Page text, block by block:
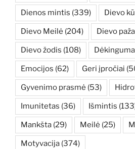
Dienos mintis (339) Dievo
Dievo Meilė (204) Dievo
Dievo žodis (108)
Emocijos (62) Geri įpročiai
Gyvenimo prasmė (53)
Imunitetas (36) Išmintis
Mankšta (29) Meilė (25)
Motyvacija (374)